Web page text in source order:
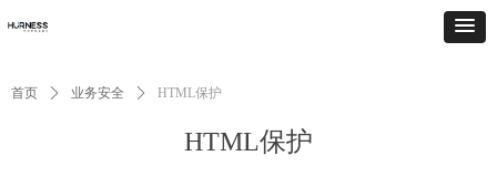
HTML保护
首页 ꄲ 业务安全 ꄲ HTML保护